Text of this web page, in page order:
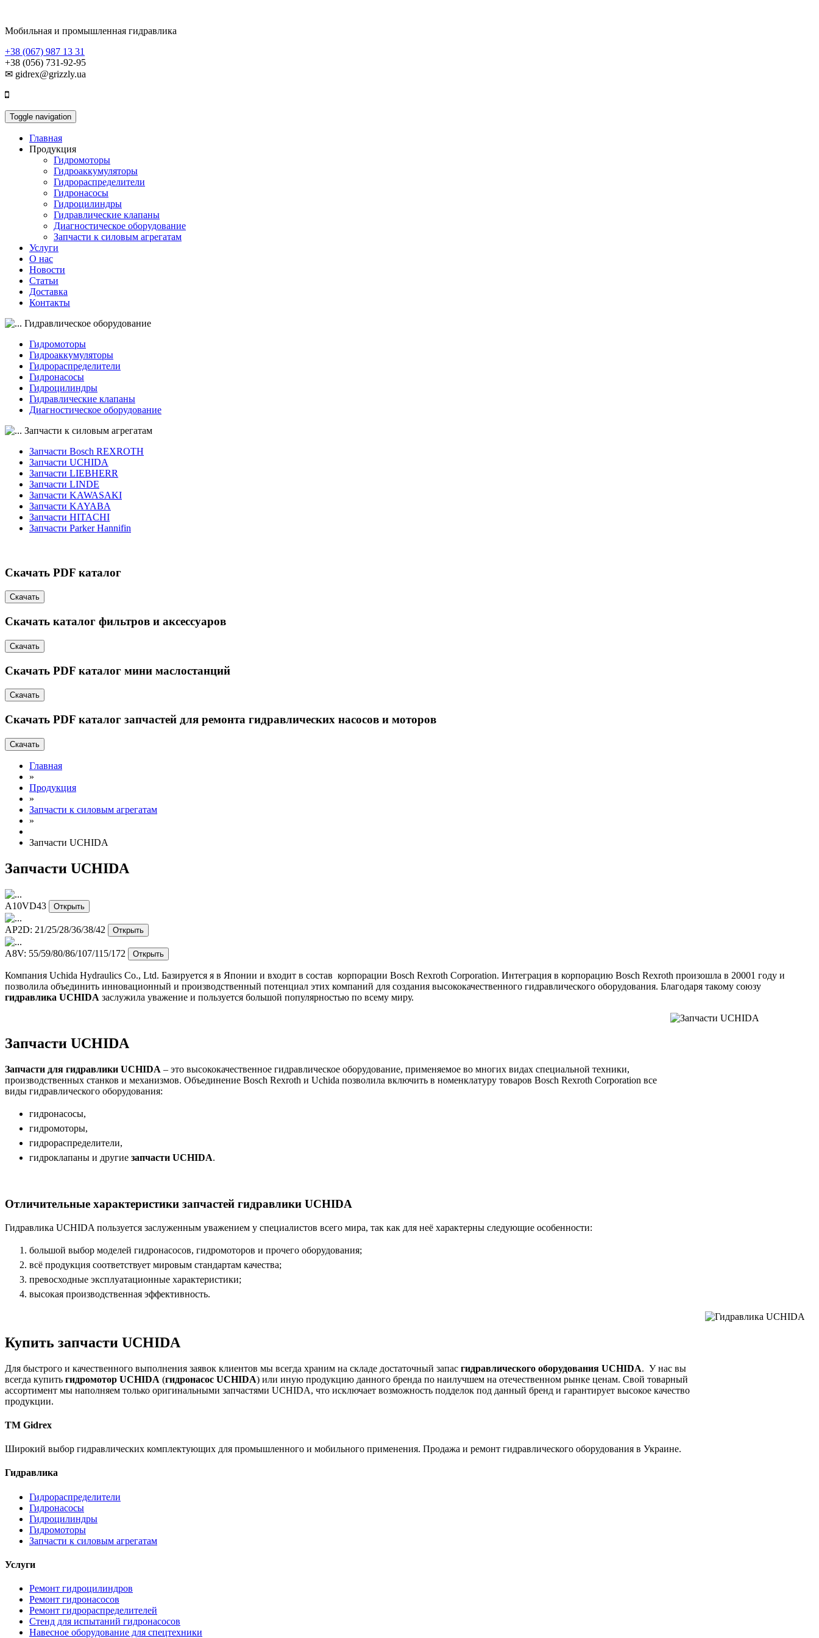
Мобильная и промышленная гидравлика
+38 (067) 987 13 31
+38 (056) 731-92-95
✉ gidrex@grizzly.ua
Toggle navigation
Главная
Продукция
Гидромоторы
Гидроаккумуляторы
Гидрораспределители
Гидронасосы
Гидроцилиндры
Гидравлические клапаны
Диагностическое оборудование
Запчасти к силовым агрегатам
Услуги
О нас
Новости
Статьи
Доставка
Контакты
Гидравлическое оборудование
Гидромоторы
Гидроаккумуляторы
Гидрораспределители
Гидронасосы
Гидроцилиндры
Гидравлические клапаны
Диагностическое оборудование
Запчасти к силовым агрегатам
Запчасти Bosch REXROTH
Запчасти UCHIDA
Запчасти LIEBHERR
Запчасти LINDE
Запчасти KAWASAKI
Запчасти KAYABA
Запчасти HITACHI
Запчасти Parker Hannifin
Скачать PDF каталог
Скачать
Скачать каталог фильтров и аксессуаров
Скачать
Скачать PDF каталог мини маслостанций
Скачать
Скачать PDF каталог запчастей для ремонта гидравлических насосов и моторов
Скачать
Главная
»
Продукция
»
Запчасти к силовым агрегатам
»
Запчасти UCHIDA
Запчасти UCHIDA
A10VD43 Открыть
AP2D: 21/25/28/36/38/42 Открыть
A8V: 55/59/80/86/107/115/172 Открыть
Компания Uchida Hydraulics Co., Ltd. Базируется я в Японии и входит в состав корпорации Bosch Rexroth Corporation. Интеграция в корпорацию Bosch Rexroth произошла в 20001 году и
позволила объединить инновационный и производственный потенциал этих компаний для создания высококачественного гидравлического оборудования. Благодаря такому союзу
гидравлика UCHIDA заслужила уважение и пользуется большой популярностью по всему миру.
Запчасти UCHIDA
Запчасти для гидравлики UCHIDA – это высококачественное гидравлическое оборудование, применяемое во многих видах специальной техники,
производственных станков и механизмов. Объединение Bosch Rexroth и Uchida позволила включить в номенклатуру товаров Bosch Rexroth Corporation все
виды гидравлического оборудования:
гидронасосы,
гидромоторы,
гидрораспределители,
гидроклапаны и другие запчасти UCHIDA.
Отличительные характеристики запчастей гидравлики UCHIDA
Гидравлика UCHIDA пользуется заслуженным уважением у специалистов всего мира, так как для неё характерны следующие особенности:
большой выбор моделей гидронасосов, гидромоторов и прочего оборудования;
всё продукция соответствует мировым стандартам качества;
превосходные эксплуатационные характеристики;
высокая производственная эффективность.
Купить запчасти UCHIDA
Для быстрого и качественного выполнения заявок клиентов мы всегда храним на складе достаточный запас гидравлического оборудования UCHIDA. У нас вы
всегда купить гидромотор UCHIDA (гидронасос UCHIDA) или иную продукцию данного бренда по наилучшем на отечественном рынке ценам. Свой товарный
ассортимент мы наполняем только оригинальными запчастями UCHIDA, что исключает возможность подделок под данный бренд и гарантирует высокое качество
продукции.
TM Gidrex
Широкий выбор гидравлических комплектующих для промышленного и мобильного применения. Продажа и ремонт гидравлического оборудования в Украине.
Гидравлика
Гидрораспределители
Гидронасосы
Гидроцилиндры
Гидромоторы
Запчасти к силовым агрегатам
Услуги
Ремонт гидроцилиндров
Ремонт гидронасосов
Ремонт гидрораспределителей
Стенд для испытаний гидронасосов
Навесное оборудование для спецтехники